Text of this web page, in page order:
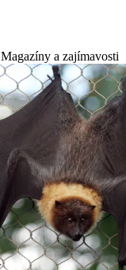
Magazíny a zajímavosti